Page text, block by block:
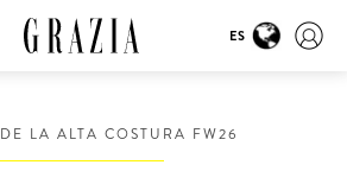
ES
LA ALTA COSTURA FW26